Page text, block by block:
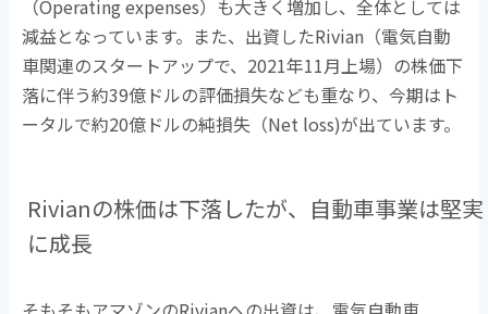
（Operating expenses）も大きく増加し、全体としては
減益となっています。また、出資したRivian（電気自動
車関連のスタートアップで、2021年11月上場）の株価下
落に伴う約39億ドルの評価損失なども重なり、今期はト
ータルで約20億ドルの純損失（Net loss)が出ています。
Rivianの株価は下落したが、自動車事業は堅実
に成長